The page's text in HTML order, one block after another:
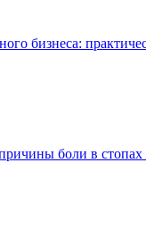
бизнеса:
боли в